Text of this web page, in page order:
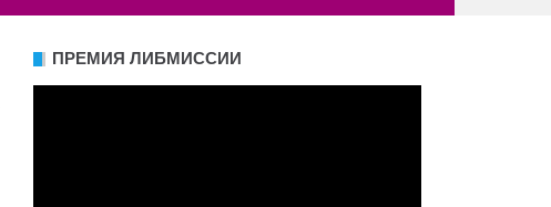
ПРЕМИЯ ЛИБМИССИИ